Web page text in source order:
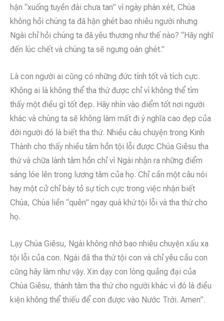
hận “xuống tuyền đài chưa tan” vì ngày phán xét, Chúa
không hỏi chúng ta đã hận ghét bao nhiêu người nhưng
Ngài chỉ hỏi chúng ta đã yêu thương như thế nào? “Hãy nghĩ
đến lúc chết và chúng ta sẽ ngưng oán ghét.”
Là con người ai cũng có những đức tính tốt và tích cực.
Không ai là không thể tha thứ được chỉ vì không thể tìm
thấy một điều gì tốt đẹp. Hãy nhìn vào điểm tốt nơi người
khác và chúng ta sẽ không làm mất đi ý nghĩa cao đẹp của
đời người đó là biết tha thứ. Nhiều câu chuyện trong Kinh
Thánh cho thấy nhiều tâm hồn tội lỗi được Chúa Giêsu tha
thứ và chữa lành tâm hồn chỉ vì Ngài nhận ra những điểm
sáng lóe lên trong lương tâm của họ. Chỉ cần một câu nói
hay một cử chỉ bày tỏ sự tích cực trong việc nhận biết
Chúa, Chúa liền “quên” ngay quá khứ tội lỗi và tha thứ cho
họ.
Lạy Chúa Giêsu, Ngài không nhớ bao nhiêu chuyện xấu xa
tội lỗi của con. Ngài đã tha thứ tội con và chỉ yêu cầu con
cũng hãy làm như vậy. Xin dạy con lòng quảng đại của
Chúa Giêsu, thành tâm tha thứ cho người khác vì đó là điều
kiện không thể thiếu để con được vào Nước Trời. Amen”.